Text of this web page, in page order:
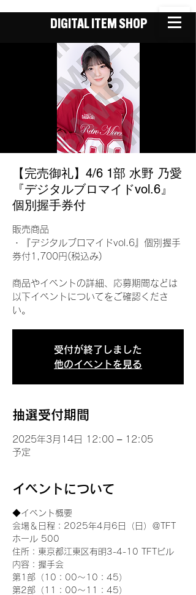
DIGITAL ITEM SHOP
【完売御礼】4/6 1部 水野 乃愛
『デジタルブロマイドvol.6』
個別握手券付
販売商品
・『デジタルブロマイドvol.6』個別握手
券付1,700円(税込み)
商品やイベントの詳細、応募期間などは
以下イベントについてをご確認くださ
い。
受付が終了しました
他のイベントを見る
抽選受付期間
2025年3月14日 12:00 – 12:05
予定
イベントについて
◆イベント概要
会場＆日程：2025年4月6日（日）＠TFT
ホール 500
住所：東京都江東区有明3-4-10 TFTビル
内容：握手会
第1部（10：00～10：45）
第2部（11：00～11：45）